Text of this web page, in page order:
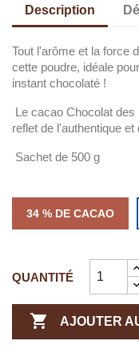
Description
Tout l'arôme et la force
cette poudre, idéale
instant chocolaté !
Le cacao Chocolat
reflet de l'authentique
Sachet de 500 g
34 % DE CACAO
QUANTITÉ
 AJOUTER